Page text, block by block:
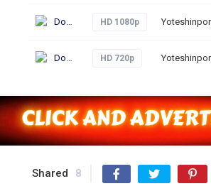
Download HD 1080p
Download HD 720p
Shared 8